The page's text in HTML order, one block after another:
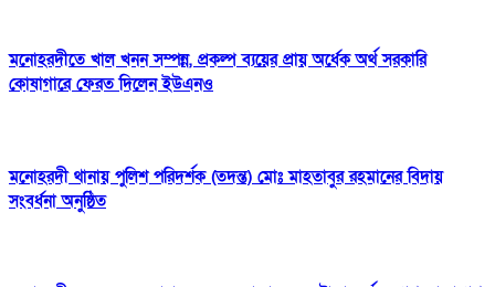
মনোহরদীতে খাল খনন সম্পন্ন, প্রকল্প ব্যয়ের প্রায় অর্ধেক অর্থ সরকারি
কোষাগারে ফেরত দিলেন ইউএনও
মনোহরদী থানায় পুলিশ পরিদর্শক (তদন্ত) মোঃ মাহতাবুর রহমানের বিদায়
সংবর্ধনা অনুষ্ঠিত